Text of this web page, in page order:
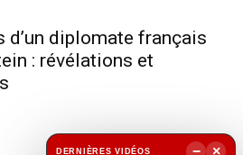
d’un diplomate français
: révélations et
DERNIÈRES VIDÉOS − ×